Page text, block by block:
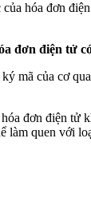
hóa đơn
đơn điện tử
mã của cơ
đơn điện tử
làm quen với